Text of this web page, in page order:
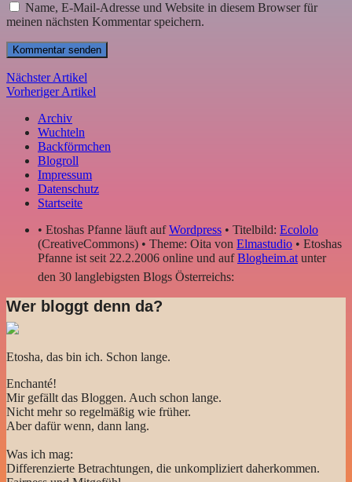
Name, E-Mail-Adresse und Website in diesem Browser für
meinen nächsten Kommentar speichern.
Nächster Artikel
Vorheriger Artikel
Archiv
Wuchteln
Backförmchen
Blogroll
Impressum
Datenschutz
Startseite
• Etoshas Pfanne läuft aufWordpress • Titelbild: Ecololo
(CreativeCommons) • Theme: Oita von Elmastudio • Etoshas
Pfanne ist seit 22.2.2006 online und aufBlogheim.atunter
den 30 langlebigsten Blogs Österreichs:
Wer bloggt denn da?
Etosha, das bin ich. Schon lange.
Enchanté!
Mir gefällt das Bloggen. Auch schon lange.
Nicht mehr so regelmäßig wie früher.
Aber dafür wenn, dann lang.
Was ich mag:
Differenzierte Betrachtungen, die unkompliziert daherkommen.